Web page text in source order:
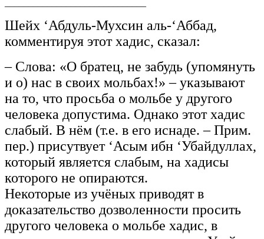
Шейх ‘Абдуль-Мухсин аль-‘Аббад,
комментируя этот хадис, сказал:
– Слова: «О братец, не забудь (упомянуть
и о) нас в своих мольбах!» – указывают
на то, что просьба о мольбе у другого
человека допустима. Однако этот хадис
слабый. В нём (т.е. в его иснаде. – Прим.
пер.) присутвует ‘Асым ибн ‘Убайдуллах,
который является слабым, на хадисы
которого не опираются.
Некоторые из учёных приводят в
доказательство дозволенности просить
другого человека о мольбе хадис, в